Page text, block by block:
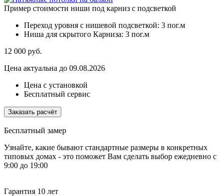
Пример стоимости ниши под карниз с подсветкой
Переход уровня с нишевой подсветкой: 3 пог.м
Ниша для скрытого Карниза: 3 пог.м
12 000 руб.
Цена актуальна до 09.08.2026
Цена с установкой
Бесплатный сервис
Заказать расчёт
Бесплатный замер
Узнайте, какие бывают стандартные размеры в конкретных
типовых домах - это поможет Вам сделать выбор ежедневно с
9:00 до 19:00
Гарантия 10 лет